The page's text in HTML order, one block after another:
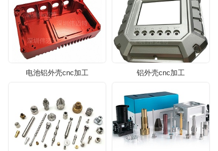
电池铝外壳cnc加工 铝外壳cnc加工